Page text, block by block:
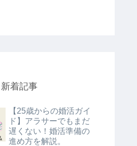
新着記事
【25歳からの婚活ガイ
ド】アラサーでもまだ
遅くない！婚活準備の
進め方を解説。